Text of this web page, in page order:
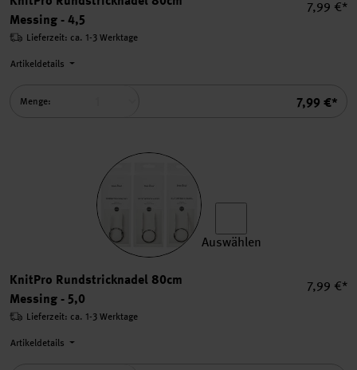
Messing - 4,5
7,99 €*
Summe
7,99 €*
Lieferzeit: ca. 1-3 Werktage
Artikeldetails
Menge:
Auswählen
KnitPro Rundstricknadel 80cm
Messing - 5,0
7,99 €*
Lieferzeit: ca. 1-3 Werktage
Artikeldetails